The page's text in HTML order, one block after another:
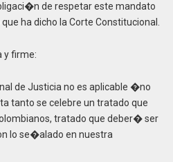
de respetar este mandato
ha dicho la Corte Constitucional.
y firme:
de Justicia no es aplicable �no
tanto se celebre un tratado que
tratado que deber� ser
lo se�alado en nuestra